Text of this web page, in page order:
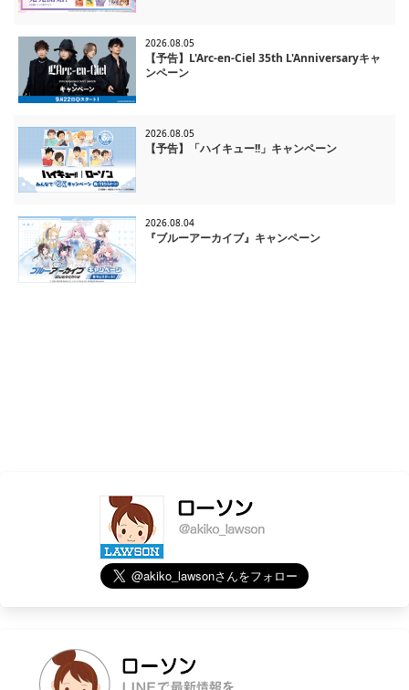
2026.08.05
【予告】L'Arc-en-Ciel 35th L'Anniversaryキャ
ンペーン
2026.08.05
【予告】「ハイキュー!!」キャンペーン
2026.08.04
『ブルーアーカイブ』キャンペーン